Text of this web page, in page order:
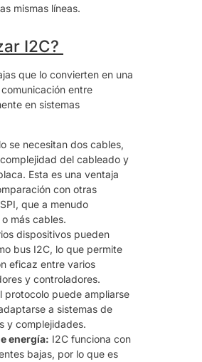
mismas líneas.
I2C?
que lo convierten en una
entre
en sistemas
se necesitan dos cables,
del cableado y
Esta es una ventaja
con otras
que a menudo
más cables.
dispositivos pueden
bus I2C, lo que permite
eficaz entre varios
y controladores.
protocolo puede ampliarse
a sistemas de
y complejidades.
energía: I2C funciona con
bajas, por lo que es